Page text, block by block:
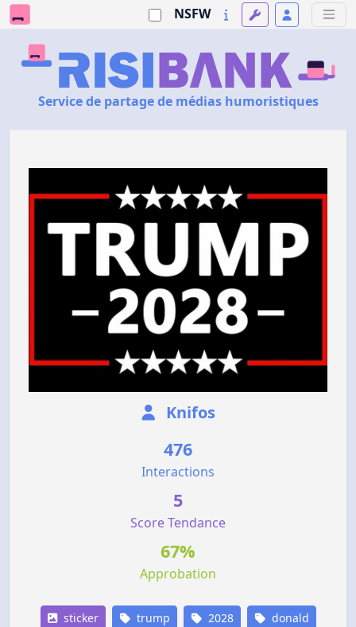
NSFW
Service de partage de médias humoristiques
Knifos
476
Interactions
5
Score Tendance
67%
Approbation
sticker trump 2028 donald